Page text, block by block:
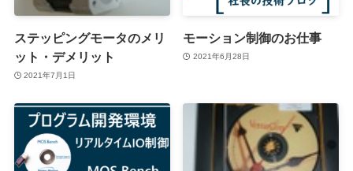
ステッピングモータのメリ
ット・デメリット
2021年7月1日
モーション制御のお仕事
2021年6月28日